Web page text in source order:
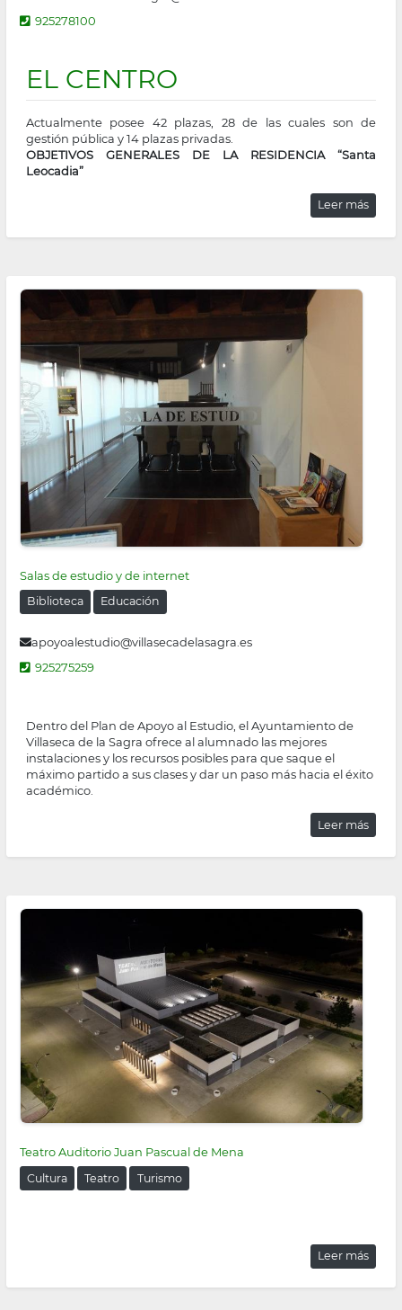
925278100
EL CENTRO
Actualmente posee 42 plazas, 28 de las cuales son de
gestión pública y 14 plazas privadas.
OBJETIVOS GENERALES DE LA RESIDENCIA “Santa
Leocadia”
Leer más
Salas de estudio y de internet
Biblioteca Educación
apoyoalestudio@villasecadelasagra.es
925275259
Dentro del Plan de Apoyo al Estudio, el Ayuntamiento de
Villaseca de la Sagra ofrece al alumnado las mejores
instalaciones y los recursos posibles para que saque el
máximo partido a sus clases y dar un paso más hacia el éxito
académico.
Leer más
Teatro Auditorio Juan Pascual de Mena
Cultura Teatro Turismo
Leer más